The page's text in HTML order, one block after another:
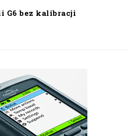
G6 bez kalibracji